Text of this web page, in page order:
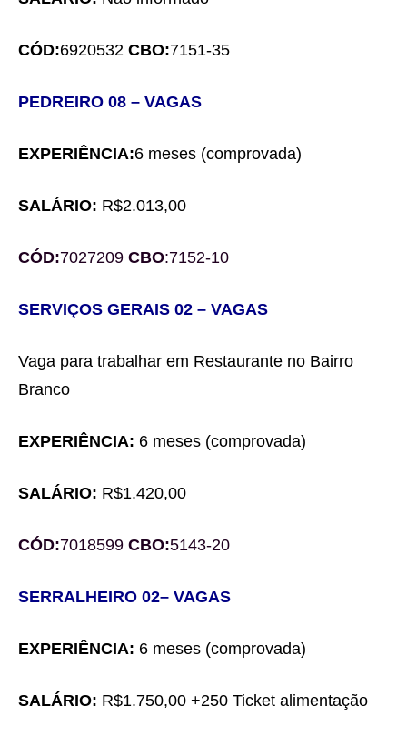
CÓD:6920532 CBO:7151-35
PEDREIRO 08 – VAGAS
EXPERIÊNCIA:6 meses (comprovada)
SALÁRIO: R$2.013,00
CÓD:7027209 CBO:7152-10
SERVIÇOS GERAIS 02 – VAGAS
Vaga para trabalhar em Restaurante no Bairro
Branco
EXPERIÊNCIA: 6 meses (comprovada)
SALÁRIO: R$1.420,00
CÓD:7018599 CBO:5143-20
SERRALHEIRO 02– VAGAS
EXPERIÊNCIA: 6 meses (comprovada)
SALÁRIO: R$1.750,00 +250 Ticket alimentação